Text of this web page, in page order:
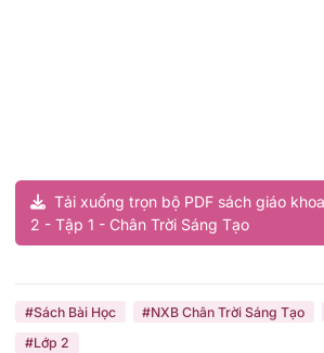
Tải xuống trọn bộ PDF sách giáo
2 - Tập 1 - Chân Trời Sáng Tạo
#Sách Bài Học #NXB Chân Trời Sáng Tạo
#Lớp 2